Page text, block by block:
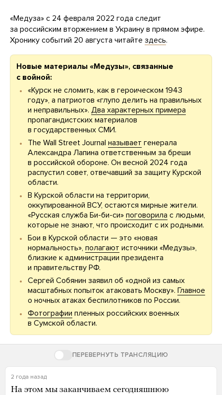
«Медуза» с 24 февраля 2022 года следит
за российским вторжением в Украину в прямом эфире.
Хронику событий 20 августа читайте здесь.
Новые материалы «Медузы», связанные
с войной:
«Курск не сломить, как в героическом 1943
году», а патриотов «глупо делить на правильных
и неправильных». Два характерных примера
пропагандистских материалов
в государственных СМИ.
The Wall Street Journal называет генерала
Александра Лапина ответственным за бреши
в российской обороне. Он весной 2024 года
распустил совет, отвечавший за защиту Курской
области.
В Курской области на территории,
оккупированной ВСУ, остаются мирные жители.
«Русская служба Би-би-си» поговорила с людьми,
которые не знают, что происходит с их родными.
Бои в Курской области — это «новая
нормальность», полагают источники «Медузы»,
близкие к администрации президента
и правительству РФ.
Сергей Собянин заявил об «одной из самых
масштабных попыток атаковать Москву». Главное
о ночных атаках беспилотников по России.
Фотографии пленных российских военных
в Сумской области.
ПЕРЕВЕРНУТЬ ТРАНСЛЯЦИЮ
2 года назад
На этом мы заканчиваем сегодняшнюю